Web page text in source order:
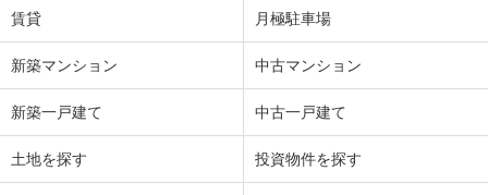
賃貸 月極駐車場
新築マンション 中古マンション
新築一戸建て 中古一戸建て
土地を探す 投資物件を探す